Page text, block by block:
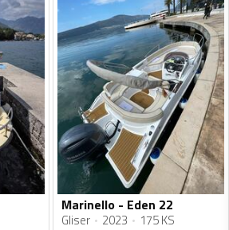
Marinello - Eden 22
Gliser 2023 175 KS